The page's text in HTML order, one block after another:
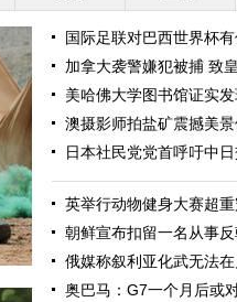
国际足联对巴西世界杯
加拿大袭警嫌犯被捕 致
美哈佛大学图书馆证实
澳摄影师拍盐矿震撼美
日本社民党党首呼吁中
英举行动物健身大赛超
朝鲜宣布扣留一名从事
俄媒称叙利亚化武无法
奥巴马：G7一个月后或